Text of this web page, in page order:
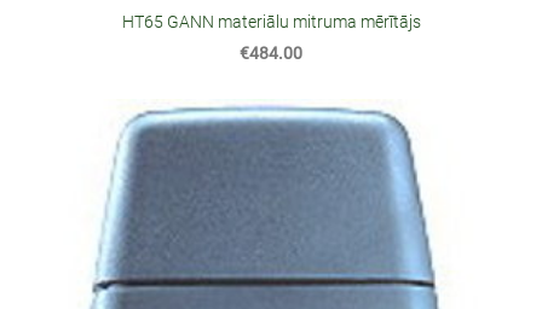
HT65 GANN materiālu mitruma mērītājs
€484.00